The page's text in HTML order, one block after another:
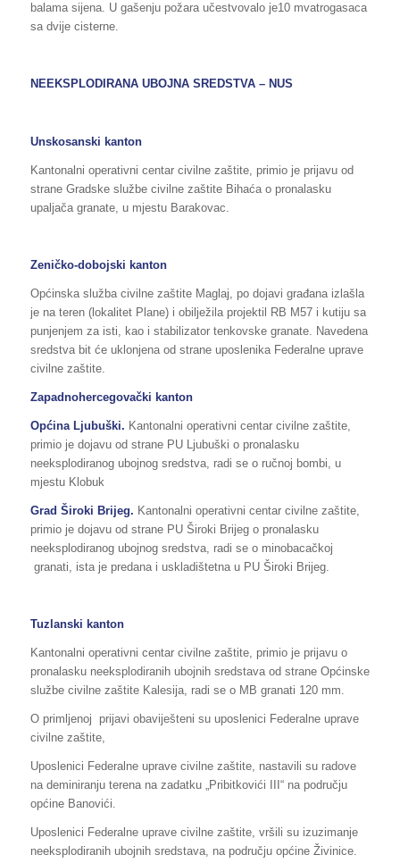
balama sijena. U gašenju požara učestvovalo je10 mvatrogasaca
sa dvije cisterne.
NEEKSPLODIRANA UBOJNA SREDSTVA – NUS
Unskosanski kanton
Kantonalni operativni centar civilne zaštite, primio je prijavu od
strane Gradske službe civilne zaštite Bihaća o pronalasku
upaljača granate, u mjestu Barakovac.
Zeničko-dobojski kanton
Općinska služba civilne zaštite Maglaj, po dojavi građana izlašla
je na teren (lokalitet Plane) i obilježila projektil RB M57 i kutiju sa
punjenjem za isti, kao i stabilizator tenkovske granate. Navedena
sredstva bit će uklonjena od strane uposlenika Federalne uprave
civilne zaštite.
Zapadnohercegovački kanton
Općina Ljubuški. Kantonalni operativni centar civilne zaštite,
primio je dojavu od strane PU Ljubuški o pronalasku
neeksplodiranog ubojnog sredstva, radi se o ručnoj bombi, u
mjestu Klobuk
Grad Široki Brijeg. Kantonalni operativni centar civilne zaštite,
primio je dojavu od strane PU Široki Brijeg o pronalasku
neeksplodiranog ubojnog sredstva, radi se o minobacačkoj
granati, ista je predana i uskladištetna u PU Široki Brijeg.
Tuzlanski kanton
Kantonalni operativni centar civilne zaštite, primio je prijavu o
pronalasku neeksplodiranih ubojnih sredstava od strane Općinske
službe civilne zaštite Kalesija, radi se o MB granati 120 mm.
O primljenoj prijavi obaviješteni su uposlenici Federalne uprave
civilne zaštite,
Uposlenici Federalne uprave civilne zaštite, nastavili su radove
na deminiranju terena na zadatku „Pribitkovići III“ na području
općine Banovići.
Uposlenici Federalne uprave civilne zaštite, vršili su izuzimanje
neeksplodiranih ubojnih sredstava, na području općine Živinice.